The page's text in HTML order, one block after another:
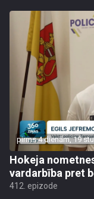
pirms 4 dienām, 19
Hokeja
vardarbība pret
412. epizode